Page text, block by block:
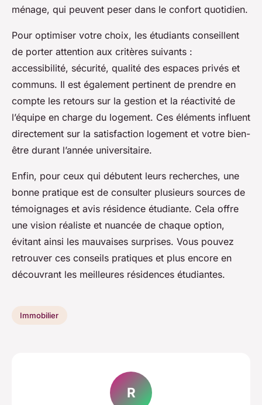
ménage, qui peuvent peser dans le confort quotidien.
Pour optimiser votre choix, les étudiants conseillent
de porter attention aux critères suivants :
accessibilité, sécurité, qualité des espaces privés et
communs. Il est également pertinent de prendre en
compte les retours sur la gestion et la réactivité de
l’équipe en charge du logement. Ces éléments influent
directement sur la satisfaction logement et votre bien-
être durant l’année universitaire.
Enfin, pour ceux qui débutent leurs recherches, une
bonne pratique est de consulter plusieurs sources de
témoignages et avis résidence étudiante. Cela offre
une vision réaliste et nuancée de chaque option,
évitant ainsi les mauvaises surprises. Vous pouvez
retrouver ces conseils pratiques et plus encore en
découvrant les meilleures résidences étudiantes.
Immobilier
R